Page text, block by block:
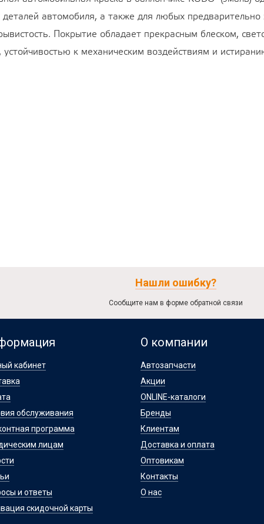
деталей автомобиля, а также для любых
Покрытие обладает прекрасным блеском,
к механическим воздействиям и
Нашли ошибку?
Сообщите нам в форме обратной связи
кабинет
обслуживания
программа
лицам
и ответы
скидочной карты
О компании
Автозапчасти
Акции
ONLINE-каталоги
Бренды
Клиентам
Доставка и оплата
Оптовикам
Контакты
О нас